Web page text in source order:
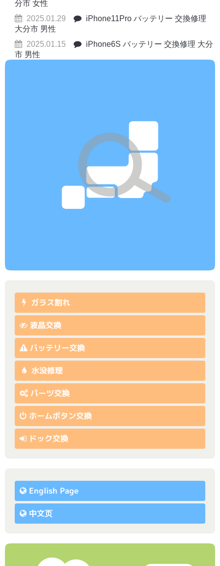
分市 女性
2025.01.29
iPhone11Pro バッテリー 交換修理
大分市 男性
2025.01.15
iPhone6S バッテリー 交換修理 大分
市 男性
ガラス割れ
液晶交換
バッテリー交換
水没修理
パーツ交換
ホームボタン交換
ドック交換
English Page
中文页